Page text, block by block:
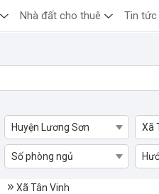
Vinh, Huyện
Xã Tân Vinh
Huyện Lương Sơn Xã
Số phòng ngủ
Nhà đất cho thuê Tin tức